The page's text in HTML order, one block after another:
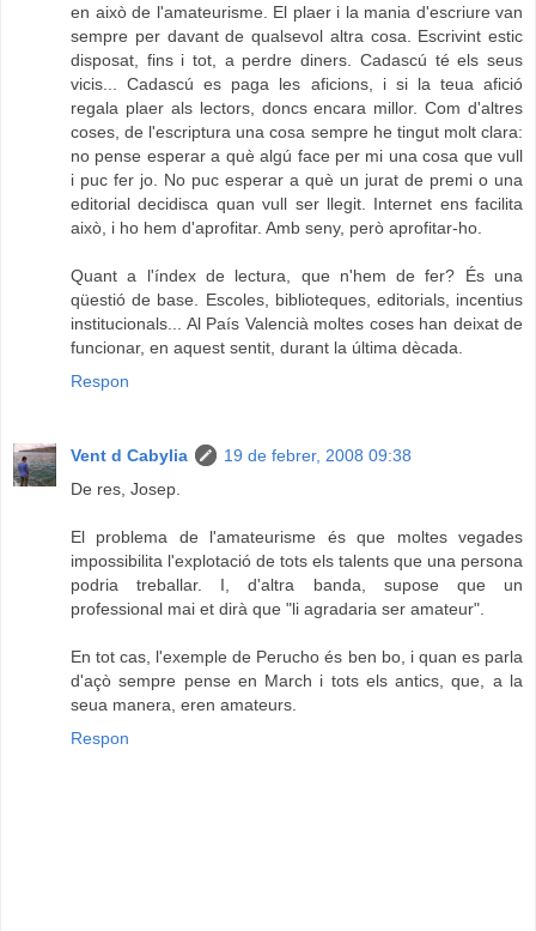
en això de l'amateurisme. El plaer i la mania d'escriure van
sempre per davant de qualsevol altra cosa. Escrivint estic
disposat, fins i tot, a perdre diners. Cadascú té els seus
vicis... Cadascú es paga les aficions, i si la teua afició
regala plaer als lectors, doncs encara millor. Com d'altres
coses, de l'escriptura una cosa sempre he tingut molt clara:
no pense esperar a què algú face per mi una cosa que vull
i puc fer jo. No puc esperar a què un jurat de premi o una
editorial decidisca quan vull ser llegit. Internet ens facilita
això, i ho hem d'aprofitar. Amb seny, però aprofitar-ho.
Quant a l'índex de lectura, que n'hem de fer? És una
qüestió de base. Escoles, biblioteques, editorials, incentius
institucionals... Al País Valencià moltes coses han deixat de
funcionar, en aquest sentit, durant la última dècada.
Respon
Vent d Cabylia
19 de febrer, 2008 09:38
De res, Josep.
El problema de l'amateurisme és que moltes vegades
impossibilita l'explotació de tots els talents que una persona
podria treballar. I, d'altra banda, supose que un
professional mai et dirà que "li agradaria ser amateur".
En tot cas, l'exemple de Perucho és ben bo, i quan es parla
d'açò sempre pense en March i tots els antics, que, a la
seua manera, eren amateurs.
Respon